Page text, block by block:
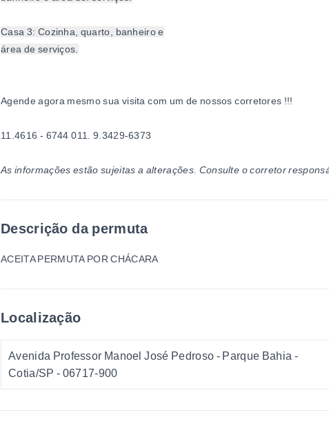
Casa 3: Cozinha, quarto, banheiro e
área de serviços.
Agende agora mesmo sua visita com um de nossos corretores !!!
11.4616 - 6744 011. 9.3429-6373
As informações estão sujeitas a alterações. Consulte o corretor
Descrição da permuta
ACEITA PERMUTA POR CHÁCARA
Localização
Avenida Professor Manoel José Pedroso - Parque Bahia -
Cotia/SP - 06717-900